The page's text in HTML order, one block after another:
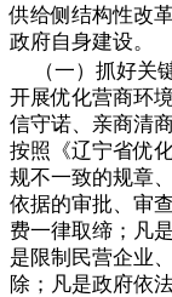
供给侧结构性改
政府自身建设。
（一）抓好关
开展优化营商环
信守诺、亲商清
按照《辽宁省优
规不一致的规章
依据的审批、审
费一律取缔；凡
是限制民营企业
除；凡是政府依